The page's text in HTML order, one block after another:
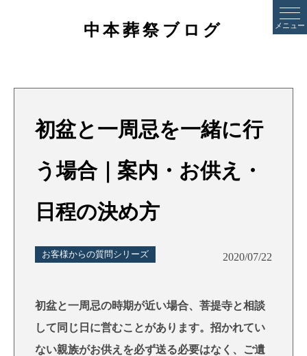
メニュー
中本葬祭ブログ
初盆と一周忌を一緒に行
う場合｜案内・お供え・
日程の決め方
お客様からの質問シリーズ 2020/07/22
初盆と一周忌の時期が近い場合、菩提寺と相談
して同じ日に営むことがあります。招かれてい
ない親族がお供えを必ず送る必要はなく、ご遺